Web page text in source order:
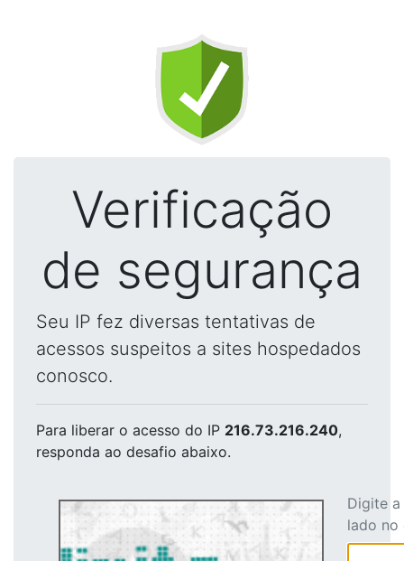
Verificação
de segurança
Seu IP fez diversas tentativas de
acessos suspeitos a sites hospedados
conosco.
Para liberar o acesso do IP 216.73.216.240,
responda ao desafio abaixo.
Digite
lado no